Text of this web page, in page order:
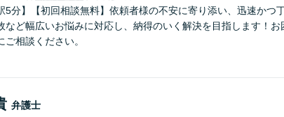
5分】【初回相談無料】依頼者様の不安に寄り添い、迅速かつ
など幅広いお悩みに対応し、納得のいく解決を目指します！
ご相談ください。
弁護士